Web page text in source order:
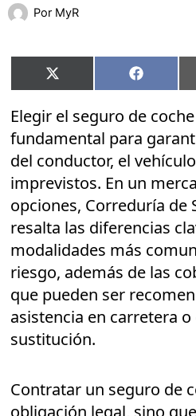
Por MyR
Compartir
en
X
(Twitter)
Compartir
en
Facebook
Elegir el seguro de
fundamental para
del conductor, el
imprevistos. En un
opciones, Correduría de
resalta las diferencias
modalidades más
riesgo, además de las
que pueden ser
asistencia en carretera
sustitución.
Contratar un seguro de
obligación legal, sino